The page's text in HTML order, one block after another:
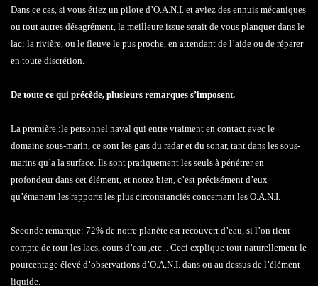
Dans ce cas, si vous étiez un pilote d’O.A.N.I. et aviez des ennuis mécaniques
ou tout autres désagrément, la meilleure issue serait de vous planquer dans le
lac; la rivière, ou le fleuve le pus proche, en attendant de l’aide ou de réparer
en toute discrétion.
De toute ce qui précède, plusieurs remarques s’imposent.
La première :le personnel naval qui entre vraiment en contact avec le
domaine sous-marin, ce sont les gars du radar et du sonar, tant dans les sous-
marins qu’a la surface. Ils sont pratiquement les seuls à pénétrer en
profondeur dans cet élément, et notez bien, c’est précisément d’eux
qu’émanent les rapports les plus circonstanciés concernant les O.A.N.I.
Seconde remarque: 72% de notre planète est recouvert d’eau, si l’on tient
compte de tout les lacs, cours d’eau ,etc... Ceci explique tout naturellement le
pourcentage élevé d’observations d’O.A.N.I. dans ou au dessus de l’élément
liquide.